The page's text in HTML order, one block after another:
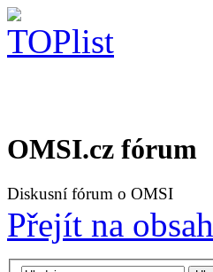
OMSI.cz fórum
Diskusní fórum o OMSI
Přejít na obsah